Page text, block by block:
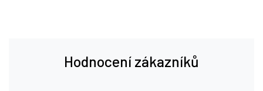
Hodnocení zákazníků